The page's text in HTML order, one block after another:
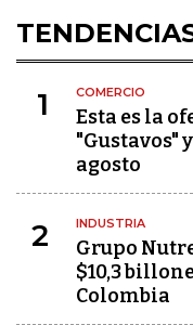
1 COMERCIO
Esta es la
"Gustavos"
agosto
2 INDUSTRIA
Grupo
$10,3
Colombia